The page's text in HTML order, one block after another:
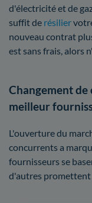
d'électricité et de
suffit de résilier
nouveau contrat
est sans frais, alors
Changement de
meilleur
L'ouverture du
concurrents a
fournisseurs se
d'autres promettent